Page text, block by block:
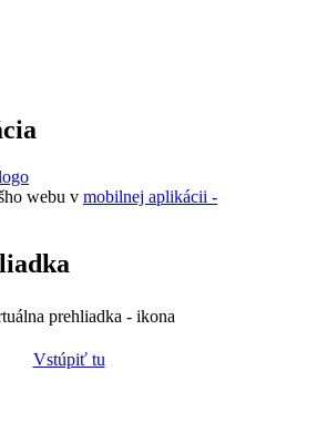
webu v mobilnej aplikácii -
Vstúpiť tu